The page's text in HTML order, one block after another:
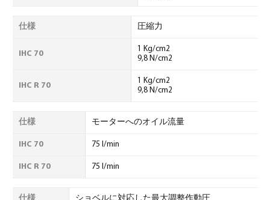
仕様 圧縮力
IHC 70
1 Kg/cm2
9,8 N/cm2
IHC R 70
1 Kg/cm2
9,8 N/cm2
仕様 モーターへのオイル流量
IHC 70 75 l/min
IHC R 70 75 l/min